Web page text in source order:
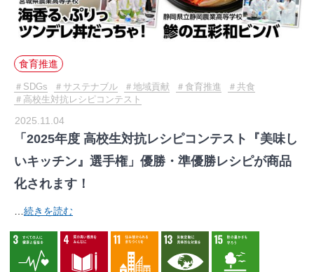
食育推進
SDGs サステナブル 地域貢献 食育推進
共食
高校生対抗レシピコンテスト
2025.11.04
「2025年度 高校生対抗レシピコンテスト『美味し
いキッチン』選手権」優勝・準優勝レシピが商品
化されます！
続きを読む